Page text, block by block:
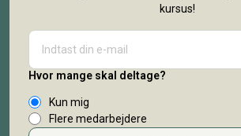
kursus!
Hvor mange skal deltage?
Kun mig
Flere medarbejdere